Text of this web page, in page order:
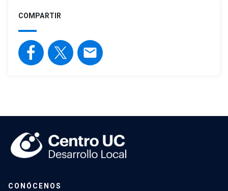
COMPARTIR
email
CONÓCENOS